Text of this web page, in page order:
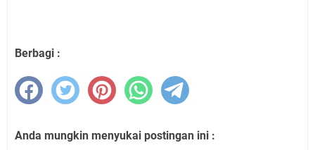
Berbagi :
Anda mungkin menyukai postingan ini :